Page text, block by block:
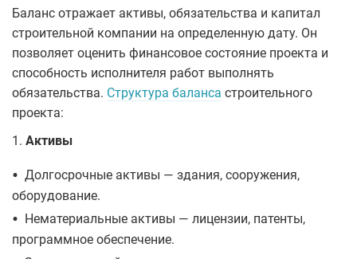
Баланс отражает активы, обязательства и капитал
строительной компании на определенную дату. Он
позволяет оценить финансовое состояние проекта и
способность исполнителя работ выполнять
обязательства. Структура баланса строительного
проекта:
1. Активы
• Долгосрочные активы — здания, сооружения,
оборудование.
• Нематериальные активы — лицензии, патенты,
программное обеспечение.